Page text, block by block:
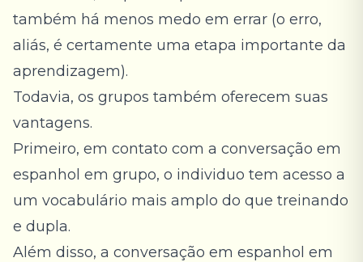
também há menos medo em errar (o erro,
aliás, é certamente uma etapa importante da
aprendizagem).
Todavia, os grupos também oferecem suas
vantagens.
Primeiro, em contato com a conversação em
espanhol em grupo, o individuo tem acesso a
um vocabulário mais amplo do que treinando
e dupla.
Além disso, a conversação em espanhol em